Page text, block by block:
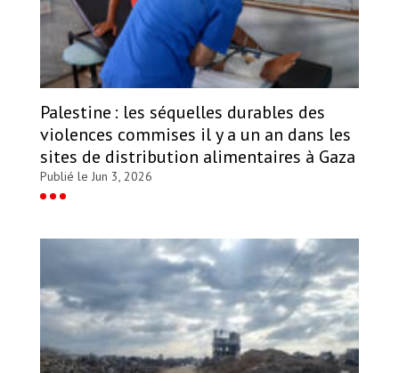
Palestine : les séquelles durables des
violences commises il y a un an dans les
sites de distribution alimentaires à Gaza
Publié le Jun 3, 2026